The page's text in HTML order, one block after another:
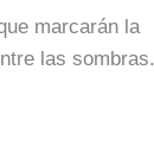
marcarán la
las sombras.